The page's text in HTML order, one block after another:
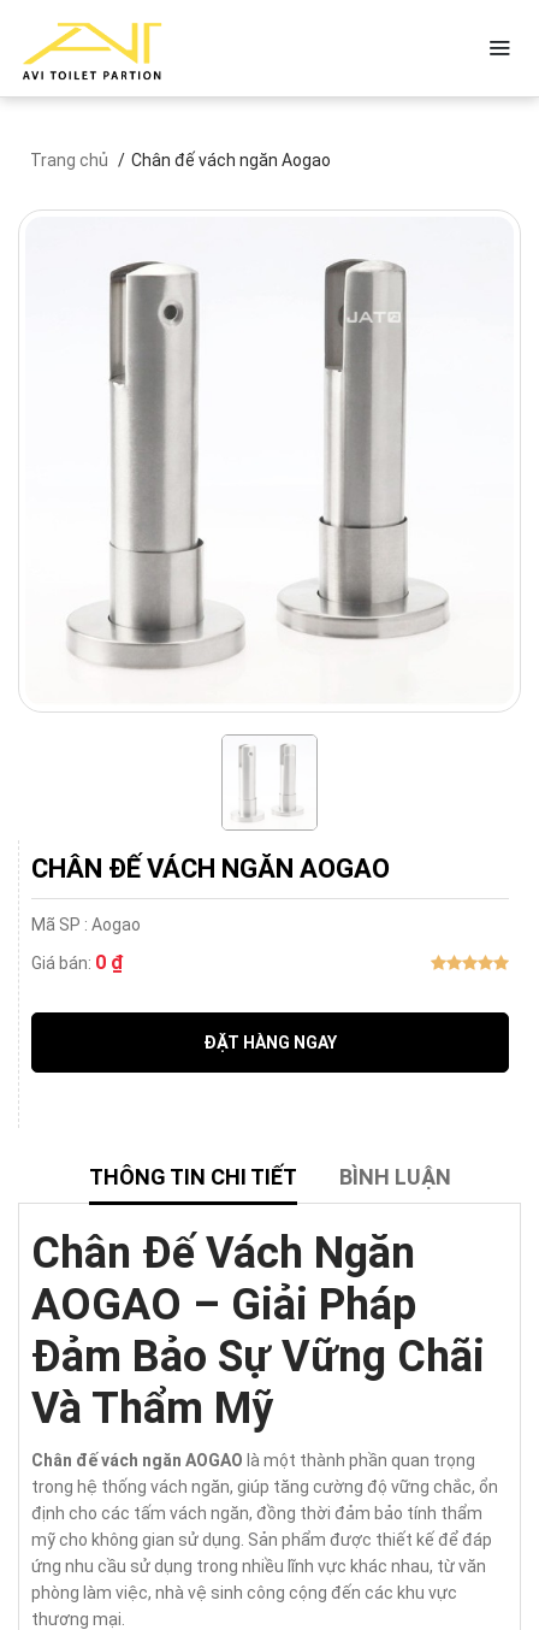
Trang chủ Chân đế vách ngăn Aogao
CHÂN ĐẾ VÁCH NGĂN AOGAO
Mã SP : Aogao
Giá bán: 0 ₫
ĐẶT HÀNG NGAY
THÔNG TIN CHI TIẾT BÌNH LUẬN
Chân Đế Vách Ngăn
AOGAO – Giải Pháp
Đảm Bảo Sự Vững Chãi
Và Thẩm Mỹ
Chân đế vách ngăn AOGAO là một thành phần quan trọng
trong hệ thống vách ngăn, giúp tăng cường độ vững chắc, ổn
định cho các tấm vách ngăn, đồng thời đảm bảo tính thẩm
mỹ cho không gian sử dụng. Sản phẩm được thiết kế để đáp
ứng nhu cầu sử dụng trong nhiều lĩnh vực khác nhau, từ văn
phòng làm việc, nhà vệ sinh công cộng đến các khu vực
thương mại.